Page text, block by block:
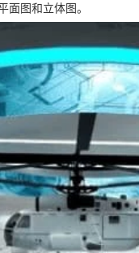
面图和立体图。